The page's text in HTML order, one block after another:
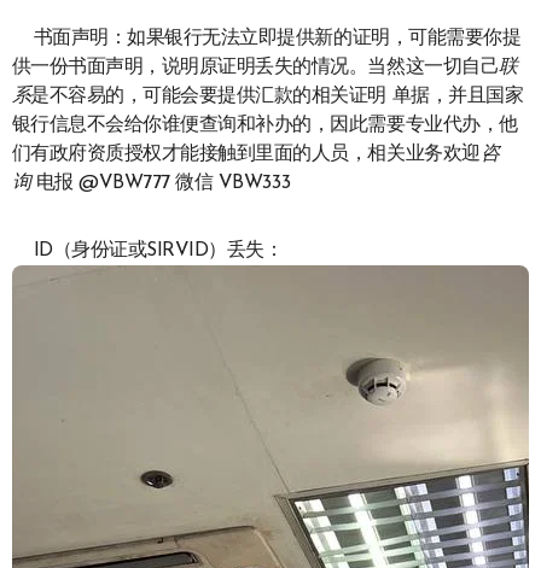
书面声明：如果银行无法立即提供新的证明，可能需要你提
供一份书面声明，说明原证明丢失的情况。当然这一切自己联
系是不容易的，可能会要提供汇款的相关证明 单据，并且国家
银行信息不会给你谁便查询和补办的，因此需要专业代办，他
们有政府资质授权才能接触到里面的人员，相关业务欢迎 咨
询电报 @VBW777 微信 VBW333
ID（身份证或SIRVID）丢失：